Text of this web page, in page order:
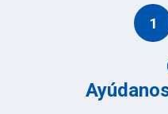
1